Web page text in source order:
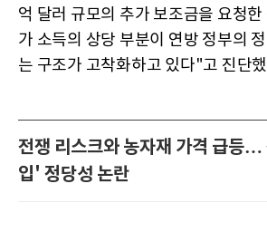
억 달러 규모의 추가 보조금을 요청
가 소득의 상당 부분이 연방 정부의
는 구조가 고착화하고 있다"고 진단
전쟁 리스크와 농자재 가격 급등…
입' 정당성 논란